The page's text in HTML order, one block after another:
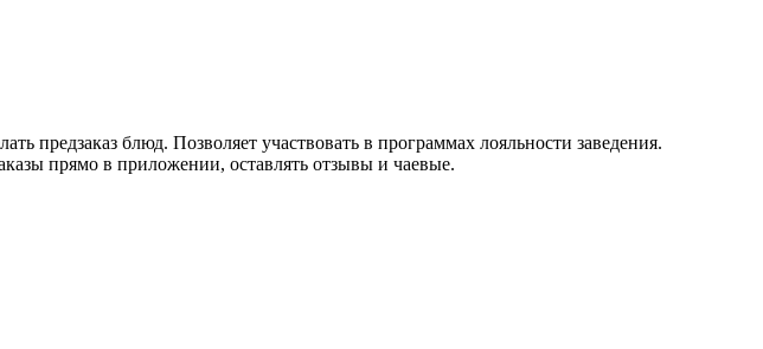
предзаказ блюд. Позволяет участвовать в программах лояльности заведения.
прямо в приложении, оставлять отзывы и чаевые.